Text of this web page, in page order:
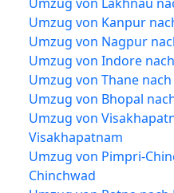
Umzug von Kanpur
Umzug von Nagpur
Umzug von Indore
Umzug von Thane
Umzug von Bhopal
Umzug von
Visakhapatnam
Umzug von Pimpri-
Chinchwad